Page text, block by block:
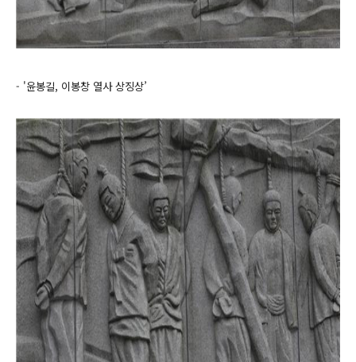
- '윤봉길, 이봉창 열사 상징상’